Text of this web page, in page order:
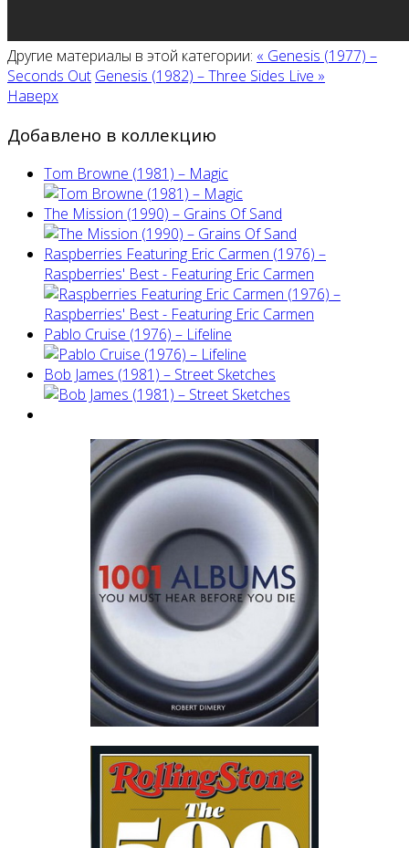
Другие материалы в этой категории: « Genesis (1977) ‎–
Seconds Out Genesis (1982) ‎– Three Sides Live »
Наверх
Добавлено в коллекцию
Tom Browne (1981) – Magic
The Mission (1990) – Grains Of Sand
Raspberries Featuring Eric Carmen (1976) –
Raspberries' Best - Featuring Eric Carmen
Pablo Cruise (1976) – Lifeline
Bob James (1981) – Street Sketches